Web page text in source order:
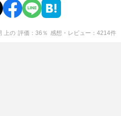
上の 評価 36 ％ 感想・レビュー 4214件